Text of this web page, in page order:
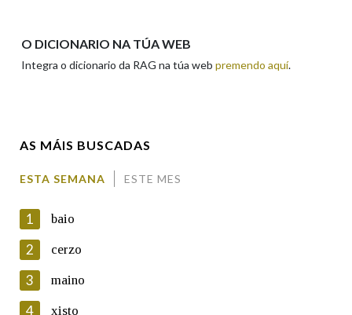
En cumprimento da normativa vixente en materia de
Protección de Datos de Carácter Persoal, a Real Academia
O DICIONARIO NA TÚA WEB
Integra o dicionario da RAG na túa web premendo aquí.
AS MÁIS BUSCADAS
ESTA SEMANA ESTE MES
1 baio
2 cerzo
3 maino
4 xisto